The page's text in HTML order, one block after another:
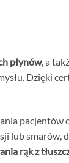
płynów, a
Dzięki
pacjentów
lub smarów,
rąk z